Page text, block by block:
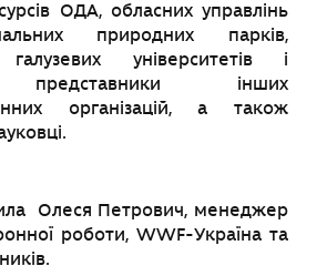
ОДА, обласних управлінь
природних парків,
галузевих університетів і
представники інших
організацій, а також
Олеся Петрович, менеджер
роботи, WWF-Україна та